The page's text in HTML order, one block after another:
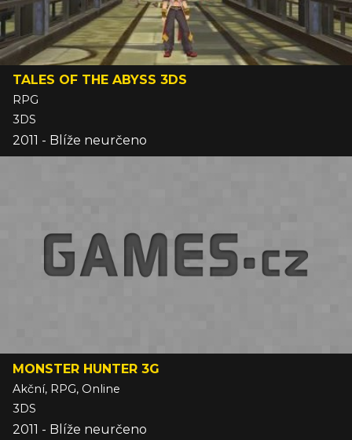
TALES OF THE ABYSS 3DS
RPG
3DS
2011 - Blíže neurčeno
MONSTER HUNTER 3G
Akční, RPG, Online
3DS
2011 - Blíže neurčeno